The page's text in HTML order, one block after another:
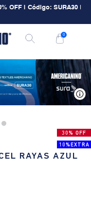
OFF | Código: SURA30
0
30% OFF
10%EXTRA
RAYAS AZUL